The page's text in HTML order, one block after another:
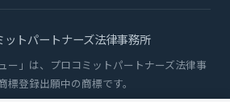
トパートナーズ法律事務所
ー」は、プロコミットパートナーズ法律事
標登録出願中の商標です。